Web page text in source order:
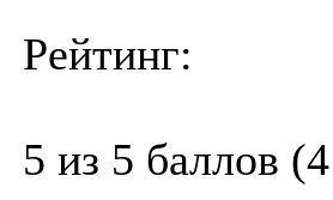
Рейтинг:
5 из 5 баллов